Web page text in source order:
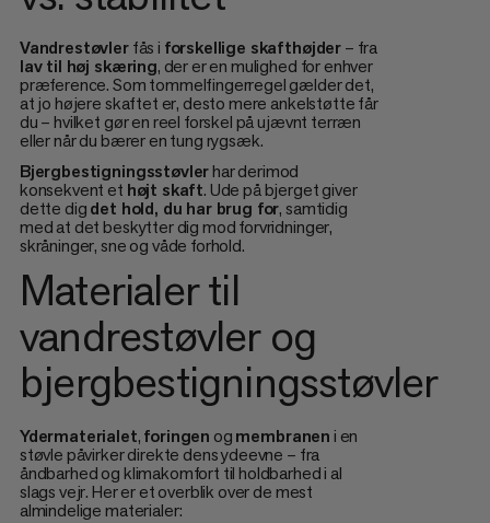
Vandrestøvlerfås i forskellige skafthøjder– fra
lav til høj skæring, der er en mulighed for enhver
præference. Som tommelfingerregel gælder det,
at jo højere skaftet er, desto mere ankelstøtte får
du – hvilket gør en reel forskel på ujævnt terræn
eller når du bærer en tung rygsæk.
Bjergbestigningsstøvlerhar derimod
konsekvent et højt skaft. Ude på bjerget giver
dette digdet hold, du har brug for, samtidig
med at det beskytter dig mod forvridninger,
skråninger, sne og våde forhold.
Materialer til
vandrestøvler og
bjergbestigningsstøvler
Ydermaterialet,foringen ogmembraneni en
støvle påvirker direkte dens ydeevne – fra
åndbarhed og klimakomfort til holdbarhed i al
slags vejr. Her er et overblik over de mest
almindelige materialer: